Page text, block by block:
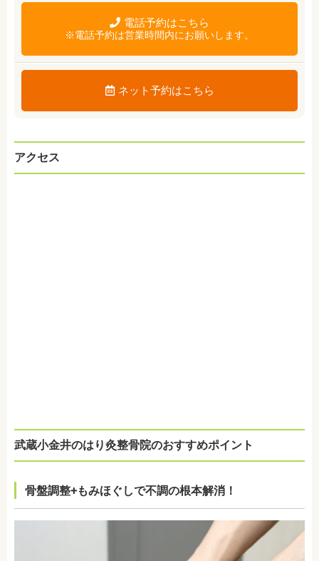
電話予約はこちら
※電話予約は営業時間内にお願いします。
ネット予約はこちら
アクセス
武蔵小金井のはり灸整骨院のおすすめポイント
骨盤調整+もみほぐしで不調の根本解消！